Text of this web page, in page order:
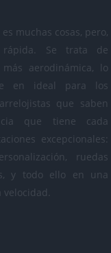
muchas cosas, pero,
Se trata de
aerodinámica, lo
en ideal para los
que saben
que tiene cada
excepcionales:
ruedas
y todo ello en una